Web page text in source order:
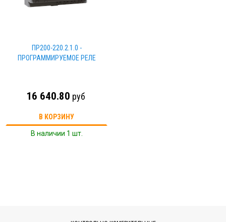
ПР200-220.2.1.0 -
ПРОГРАММИРУЕМОЕ РЕЛЕ
16 640.80 руб
В КОРЗИНУ
В наличии 1 шт.